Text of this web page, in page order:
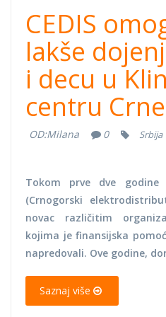
CEDIS
lakše
i decu u
centru
OD:Milana 0 Srbija
Tokom prve dve godine
(Crnogorski
novac različitim
kojima je finansijska
napredovali. Ove godine,
Saznaj više